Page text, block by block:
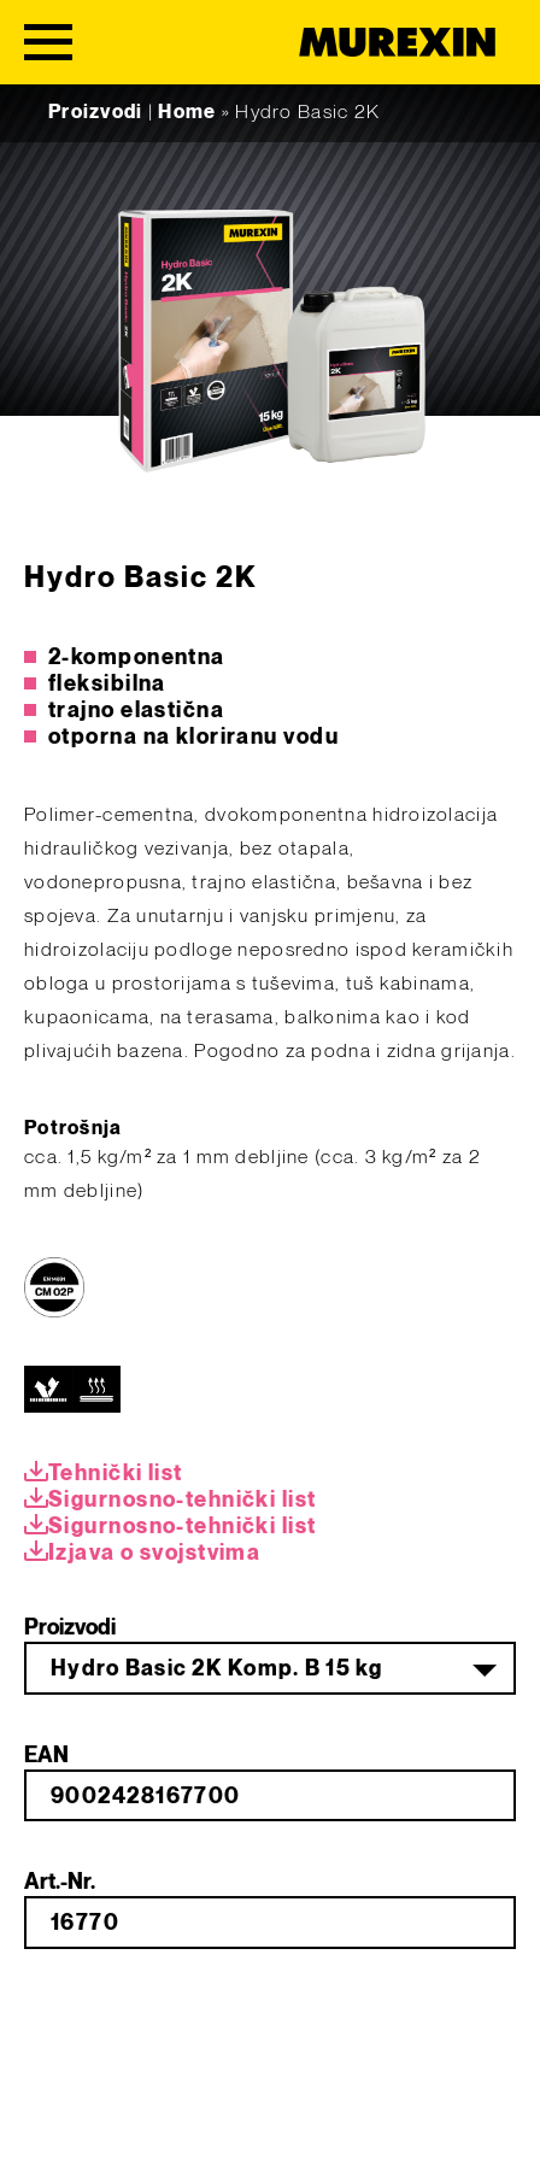
Proizvodi
Home » Hydro Basic 2K
Hydro Basic 2K
2-komponentna
fleksibilna
trajno elastična
otporna na kloriranu vodu
Polimer-cementna, dvokomponentna hidroizolacija
hidrauličkog vezivanja, bez otapala,
vodonepropusna, trajno elastična, bešavna i bez
spojeva. Za unutarnju i vanjsku primjenu, za
hidroizolaciju podloge neposredno ispod keramičkih
obloga u prostorijama s tuševima, tuš kabinama,
kupaonicama, na terasama, balkonima kao i kod
plivajućih bazena. Pogodno za podna i zidna grijanja.
Potrošnja
cca. 1,5 kg/m² za 1 mm debljine (cca. 3 kg/m² za 2
mm debljine)
Tehnički list
Sigurnosno-tehnički list
Sigurnosno-tehnički list
Izjava o svojstvima
Proizvodi
Hydro Basic 2K Komp. B 15 kg
EAN
Art.-Nr.